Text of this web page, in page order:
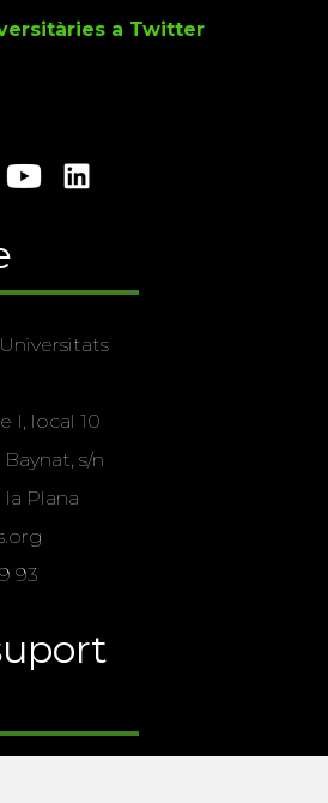
a Twitter
I, local 10
s/n
la Plana
93